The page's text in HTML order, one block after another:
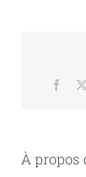
À propos